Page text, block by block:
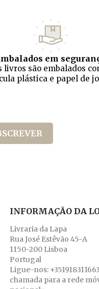
em
livros são embalados
plástica e papel de
INFORMAÇÃO DA
Livraria da Lapa
Rua José Estêvão 45-A
1150-200 Lisboa
Portugal
Ligue-nos:
chamada para a rede